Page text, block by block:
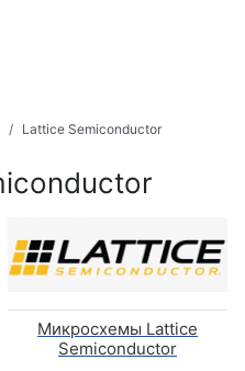
Lattice Semiconductor
Микросхемы Lattice
Semiconductor